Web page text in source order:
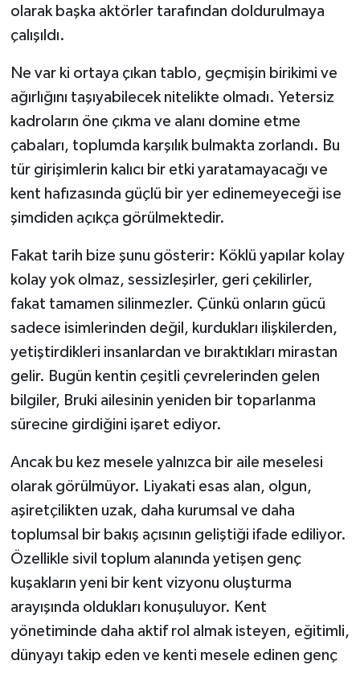
olarak başka aktörler tarafından doldurulmaya
çalışıldı.
Ne var ki ortaya çıkan tablo, geçmişin birikimi ve
ağırlığını taşıyabilecek nitelikte olmadı. Yetersiz
kadroların öne çıkma ve alanı domine etme
çabaları, toplumda karşılık bulmakta zorlandı. Bu
tür girişimlerin kalıcı bir etki yaratamayacağı ve
kent hafızasında güçlü bir yer edinemeyeceği ise
şimdiden açıkça görülmektedir.
Fakat tarih bize şunu gösterir: Köklü yapılar kolay
kolay yok olmaz, sessizleşirler, geri çekilirler,
fakat tamamen silinmezler. Çünkü onların gücü
sadece isimlerinden değil, kurdukları ilişkilerden,
yetiştirdikleri insanlardan ve bıraktıkları mirastan
gelir. Bugün kentin çeşitli çevrelerinden gelen
bilgiler, Bruki ailesinin yeniden bir toparlanma
sürecine girdiğini işaret ediyor.
Ancak bu kez mesele yalnızca bir aile meselesi
olarak görülmüyor. Liyakati esas alan, olgun,
aşiretçilikten uzak, daha kurumsal ve daha
toplumsal bir bakış açısının geliştiği ifade ediliyor.
Özellikle sivil toplum alanında yetişen genç
kuşakların yeni bir kent vizyonu oluşturma
arayışında oldukları konuşuluyor. Kent
yönetiminde daha aktif rol almak isteyen, eğitimli,
dünyayı takip eden ve kenti mesele edinen genç